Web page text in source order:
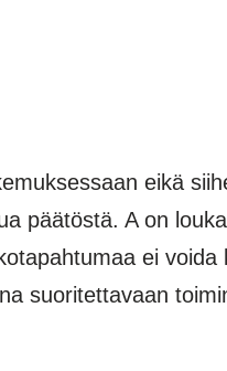
eikä
päätöstä. A on
ei
suoritettavaan